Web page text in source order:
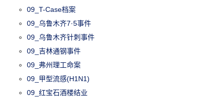
09_T-Case档案
09_乌鲁木齐7·5事件
09_乌鲁木齐针刺事件
09_吉林通钢事件
09_弗州理工命案
09_甲型流感(H1N1)
09_红宝石酒楼结业